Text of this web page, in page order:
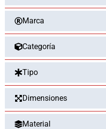
Marca
Categoría
Tipo
Dimensiones
Material